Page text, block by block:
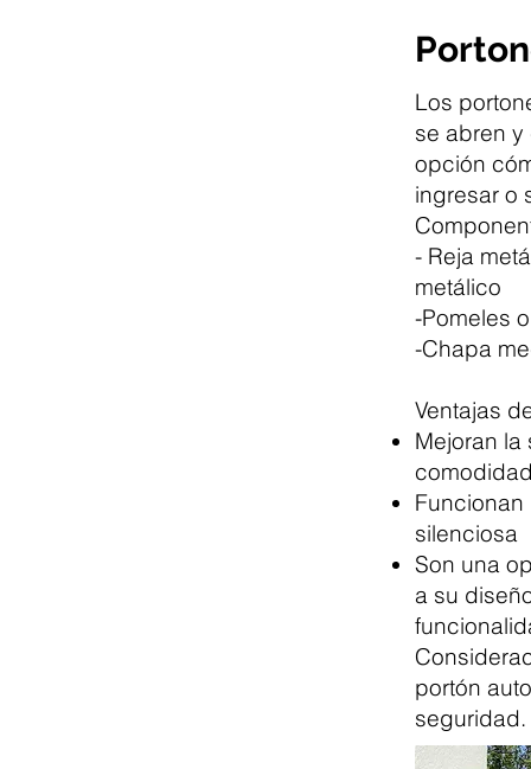
Los
se abren y
opción
ingresar o
- Reja
metálico
-Pomeles
-Chapa
Ventajas
Mejoran
silenciosa
Son una
a su
portón
seguridad.